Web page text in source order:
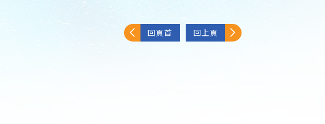
回頁首 回上頁